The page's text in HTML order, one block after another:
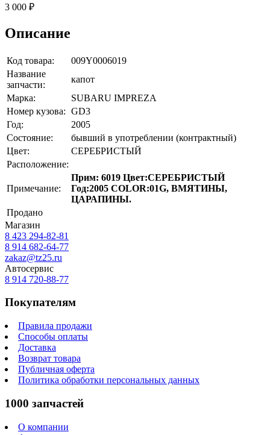
3 000 ₽
Описание
Код товара:
009Y0006019
Название
запчасти:
капот
Марка:
SUBARU IMPREZA
Номер кузова: GD3
Год:
2005
Состояние:
бывший в употреблении (контрактный)
Цвет:
СЕРЕБРИСТЫЙ
Расположение:
Примечание:
Прим: 6019 Цвет:СЕРЕБРИСТЫЙ
Год:2005 COLOR:01G, ВМЯТИНЫ,
ЦАРАПИНЫ.
Продано
Магазин
8 423 294-82-81
8 914 682-64-77
zakaz@tz25.ru
Автосервис
8 914 720-88-77
Покупателям
Правила продажи
Способы оплаты
Доставка
Возврат товара
Публичная оферта
Политика обработки персональных данных
1000 запчастей
О компании